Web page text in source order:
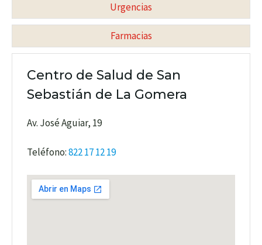
Urgencias
Farmacias
Centro de Salud de San
Sebastián de La Gomera
Av. José Aguiar, 19
Teléfono:822 17 12 19